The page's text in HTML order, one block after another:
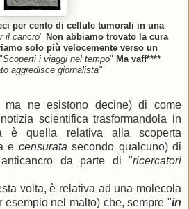
per cento di cellule tumorali in una
il cancro" Non abbiamo trovato la cura
solo più velocemente verso un
"Scoperti i viaggi nel tempo" Ma vaff****
aggredisce giornalista"
ma ne esistono decine) di come
scientifica trasformandola in
è quella relativa alla scoperta
e censurata secondo qualcuno) di
da parte di "ricercatori
volta, è relativa ad una molecola
esempio nel malto) che, sempre "in